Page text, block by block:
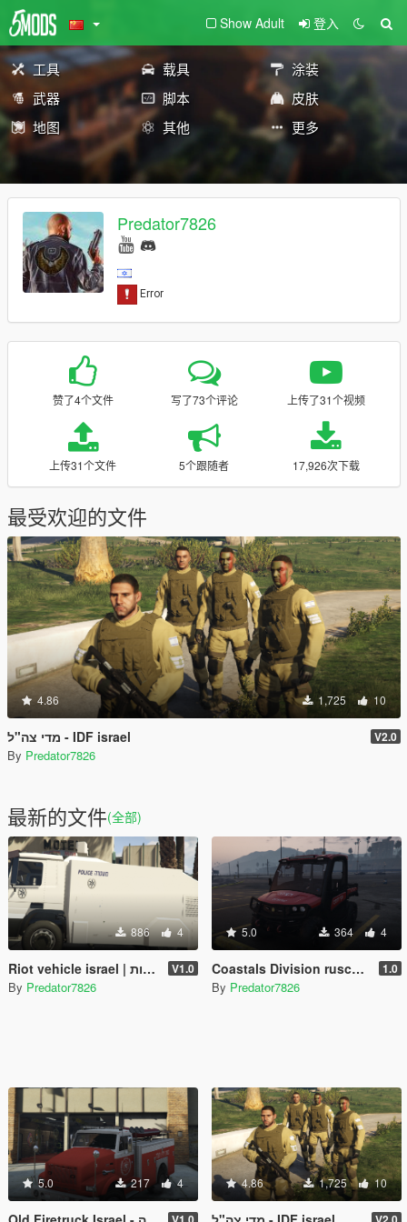
Show Adult 登入
工具 载具
涂装
武器
脚本
皮肤
地图
其他 更多
Predator7826
赞了4个文件 写了73个评论 上传了31个视频
上传31个文件 5个跟随者 17,926次下载
最受欢迎的文件
4.86 1,725 10
מדי צה"ל - IDF israel V2.0
By Predator7826
最新的文件(全部)
886 4
Riot vehicle israel | רכב לפיזור הפגנות V1.0
By Predator7826
5.0 364 4
1.0
By Predator7826
5.0 217 4 4.86 1,725 10